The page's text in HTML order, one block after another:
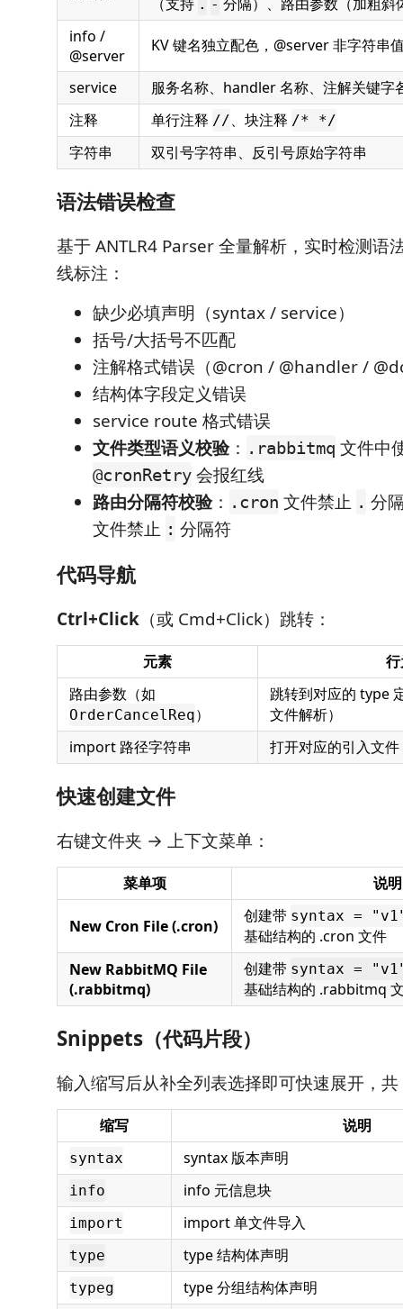
. -
info /
@server
KV 键名独立配色，@server 非字符串
service
服务名称、handler 名称、注解关键字
注释
单行注释 //、块注释 /* */
字符串 双引号字符串、反引号原始字符串
语法错误检查
基于 ANTLR4 Parser 全量解析，实时检测语
线标注：
缺少必填声明（syntax / service）
括号/大括号不匹配
注解格式错误（@cron / @handler /
结构体字段定义错误
service route 格式错误
文件类型语义校验： .rabbitmq 文件中
@cronRetry 会报红线
路由分隔符校验： .cron 文件禁止 . 分
文件禁止 : 分隔符
代码导航
Ctrl+Click （或 Cmd+Click）跳转：
元素
路由参数（如
OrderCancelReq）
跳转到对应的 type
文件解析）
import 路径字符串
打开对应的引入文件
快速创建文件
右键文件夹 → 上下文菜单：
菜单项 说明
New Cron File (.cron)
创建带 syntax =
基础结构的 .cron 文件
New RabbitMQ File
(.rabbitmq)
创建带 syntax =
基础结构的 .rabbitmq
Snippets（代码片段）
输入缩写后从补全列表选择即可快速展开，
缩写 说明
syntax syntax 版本声明
info info 元信息块
import import 单文件导入
type type 结构体声明
typeg type 分组结构体声明